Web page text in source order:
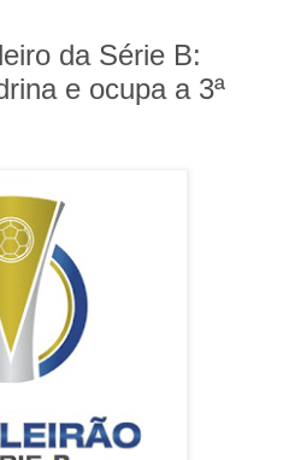
da Série B:
e ocupa a 3ª